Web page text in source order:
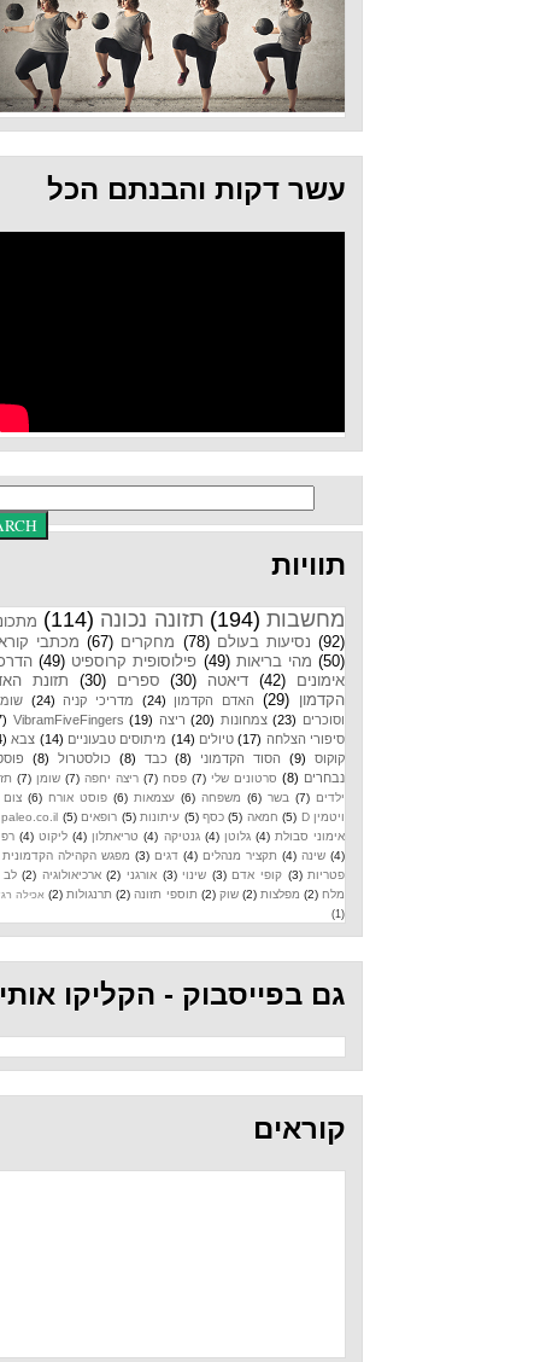
עשר דקות והבנתם הכל
(194) תזונה נכונה (114) מתכונים
נסיעות בעולם (78) מחקרים (67) מכתבי קוראים
מהי בריאות (49) פילוסופית קרוספיט (49) הדרכות
דיאטה (30) ספרים (30)
תזונת האדם
האדם הקדמון (24) מדריכי קניה (24)
שומנים
צמחונות (20) ריצה (19)
VibramFiveFingers
(17)
(17) טיולים (14) מיתוסים טבעוניים (14) צבא (14)
הסוד הקדמוני (8) כבד (8) כולסטרול (8)
פוסטים
סרטונים שלי (7) פסח (7) ריצה יחפה (7) שומן (7)
תזונת
(6) משפחה (6) עצמאות (6) פוסט אורח (6) צום (6)
חמאה (5) כסף (5) עיתונות (5) רופאים (5)
paleo.co.il
(4)
גלוטן (4) גנטיקה (4) טריאתלון (4) ליקוט (4) רפואה
תקציר מנהלים (4) דגים (3) מפגש הקהילה הקדמונית
(3)
קופי אדם (3) שינוי (3) אורגני (2) ארכיאולוגיה (2) לב (2)
(2) שוק (2) תוספי תזונה (2) תרנגולות (2) אכילה רגשית
גם בפייסבוק - הקליקו אותי